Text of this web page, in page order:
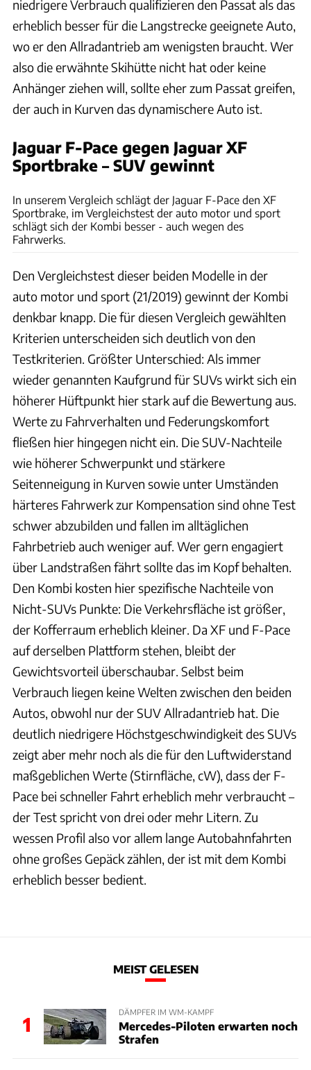
niedrigere Verbrauch qualifizieren den Passat als das
erheblich besser für die Langstrecke geeignete Auto,
wo er den Allradantrieb am wenigsten braucht. Wer
also die erwähnte Skihütte nicht hat oder keine
Anhänger ziehen will, sollte eher zum Passat greifen,
der auch in Kurven das dynamischere Auto ist.
Jaguar F-Pace gegen Jaguar XF
Sportbrake – SUV gewinnt
In unserem Vergleich schlägt der Jaguar F-Pace den XF
Sportbrake, im Vergleichstest der auto motor und sport
schlägt sich der Kombi besser - auch wegen des
Fahrwerks.
Den Vergleichstest dieser beiden Modelle in der
auto motor und sport (21/2019) gewinnt der Kombi
denkbar knapp. Die für diesen Vergleich gewählten
Kriterien unterscheiden sich deutlich von den
Testkriterien. Größter Unterschied: Als immer
wieder genannten Kaufgrund für SUVs wirkt sich ein
höherer Hüftpunkt hier stark auf die Bewertung aus.
Werte zu Fahrverhalten und Federungskomfort
fließen hier hingegen nicht ein. Die SUV-Nachteile
wie höherer Schwerpunkt und stärkere
Seitenneigung in Kurven sowie unter Umständen
härteres Fahrwerk zur Kompensation sind ohne Test
schwer abzubilden und fallen im alltäglichen
Fahrbetrieb auch weniger auf. Wer gern engagiert
über Landstraßen fährt sollte das im Kopf behalten.
Den Kombi kosten hier spezifische Nachteile von
Nicht-SUVs Punkte: Die Verkehrsfläche ist größer,
der Kofferraum erheblich kleiner. Da XF und F-Pace
auf derselben Plattform stehen, bleibt der
Gewichtsvorteil überschaubar. Selbst beim
Verbrauch liegen keine Welten zwischen den beiden
Autos, obwohl nur der SUV Allradantrieb hat. Die
deutlich niedrigere Höchstgeschwindigkeit des SUVs
zeigt aber mehr noch als die für den Luftwiderstand
maßgeblichen Werte (Stirnfläche, cW), dass der F-
Pace bei schneller Fahrt erheblich mehr verbraucht –
der Test spricht von drei oder mehr Litern. Zu
wessen Profil also vor allem lange Autobahnfahrten
ohne großes Gepäck zählen, der ist mit dem Kombi
erheblich besser bedient.
MEIST GELESEN
1
DÄMPFER IM WM-KAMPF
Mercedes-Piloten erwarten noch
Strafen